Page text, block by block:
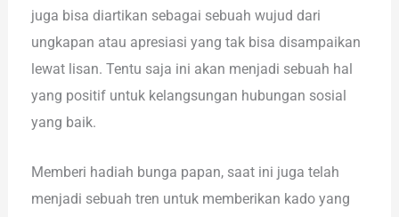
juga bisa diartikan sebagai sebuah wujud dari
ungkapan atau apresiasi yang tak bisa disampaikan
lewat lisan. Tentu saja ini akan menjadi sebuah hal
yang positif untuk kelangsungan hubungan sosial
yang baik.
Memberi hadiah bunga papan, saat ini juga telah
menjadi sebuah tren untuk memberikan kado yang